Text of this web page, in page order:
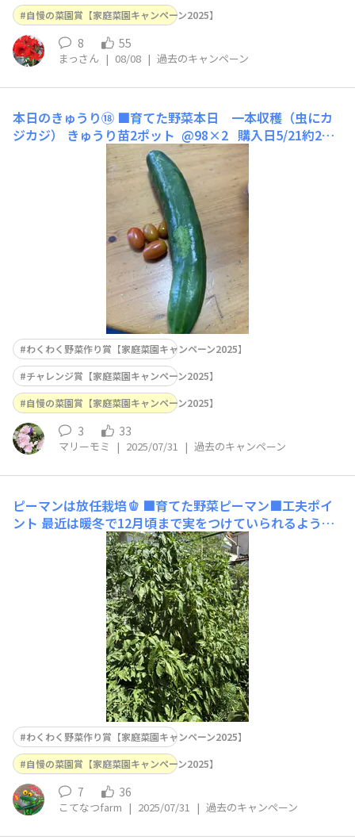
自慢の菜園賞【家庭菜園キャンペーン2025】
8 55
まっさん | 08/08 | 過去のキャンペーン
本日のきゅうり⑱ ■育てた野菜本日 一本収穫（虫にカ
ジカジ） きゅうり苗2ポット @98×2 購入日5/21約2ヶ
月間 計48本収穫 ■工夫ポイント今年は腐葉土、苦土石
灰、牛糞等を加えた畑にしました。初めてのきゅうりはダ
メ元で2ポット思いがけずたくさん収穫出来て
わくわく野菜作り賞【家庭菜園キャンペーン2025】
チャレンジ賞【家庭菜園キャンペーン2025】
自慢の菜園賞【家庭菜園キャンペーン2025】
3 33
マリーモミ | 2025/07/31 | 過去のキャンペーン
ピーマンは放任栽培🫑 ■育てた野菜ピーマン■工夫ポイ
ント 最近は暖冬で12月頃まで実をつけていられるように
なったピーマン🫑 一般的な育て方とは違うのかもしれま
せんがうちでは長期間の収穫を目標にほぼ剪定せず、1.5-
2Mくらいの大きさに育てています！ 台風などで枝が折れ
てしまう事もありますがそ
わくわく野菜作り賞【家庭菜園キャンペーン2025】
自慢の菜園賞【家庭菜園キャンペーン2025】
7 36
こてなつfarm | 2025/07/31 | 過去のキャンペーン